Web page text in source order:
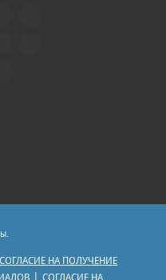
СОГЛАСИЕ НА ПОЛУЧЕНИЕ
СОГЛАСИЕ НА